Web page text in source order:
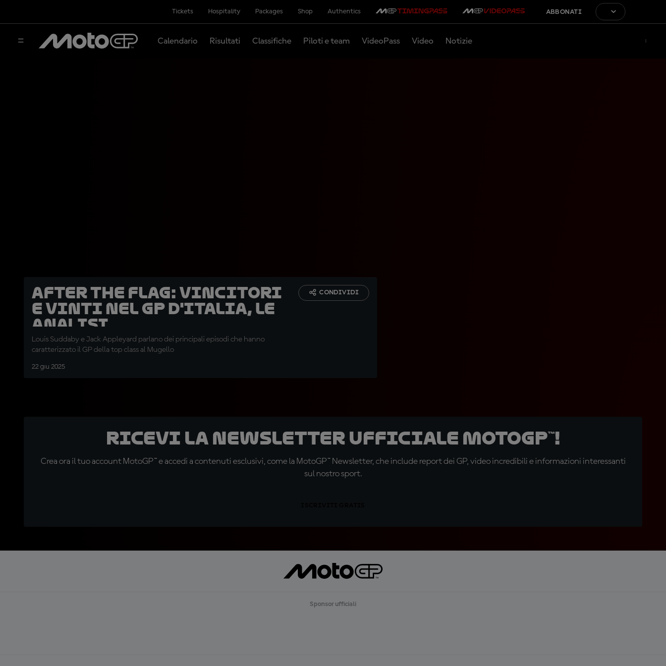
Tickets Hospitality Packages Shop Authentics ABBONATI
Calendario Risultati Classifiche Piloti e team VideoPass Video Notizie
After the Flag: vincitori
e vinti nel GP d'Italia, le
analisi
Louis Suddaby e Jack Appleyard parlano dei principali episodi che hanno
caratterizzato il GP della top class al Mugello
22 giu 2025
CONDIVIDI
Ricevi la newsletter ufficiale MotoGP™!
Crea ora il tuo account MotoGP™ e accedi a contenuti esclusivi, come la MotoGP™ Newsletter, che include report dei GP, video incredibili e informazioni interessanti
sul nostro sport.
Sponsor ufficiali